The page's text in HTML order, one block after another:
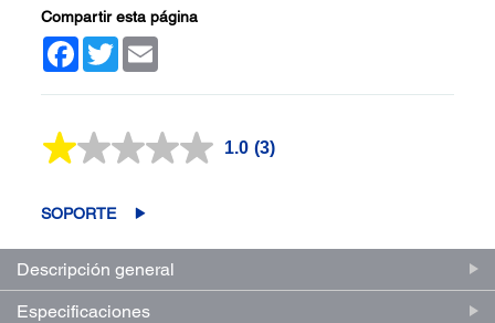
Compartir esta página
Facebook
Twitter
1.0 Lea
la
(3)
SOPORTE
Descripción general
Especificaciones